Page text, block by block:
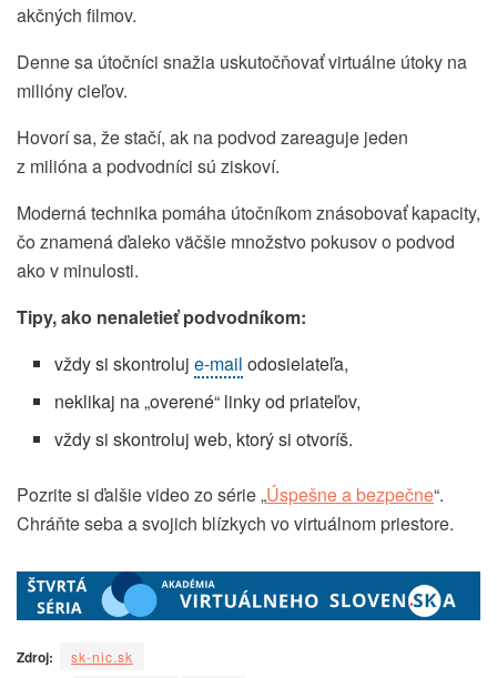
akčných filmov.
Denne sa útočníci snažia uskutočňovať virtuálne útoky na
milióny cieľov.
Hovorí sa, že stačí, ak na podvod zareaguje jeden
z milióna a podvodníci sú ziskoví.
Moderná technika pomáha útočníkom znásobovať kapacity,
čo znamená ďaleko väčšie množstvo pokusov o podvod
ako v minulosti.
Tipy, ako nenaletieť podvodníkom:
vždy si skontroluje-mail odosielateľa,
neklikaj na „overené“ linky od priateľov,
vždy si skontroluj web, ktorý si otvoríš.
Pozrite si ďalšie video zo série „Úspešne a bezpečne“.
Chráňte seba a svojich blízkych vo virtuálnom priestore.
Zdroj: sk-nic.sk